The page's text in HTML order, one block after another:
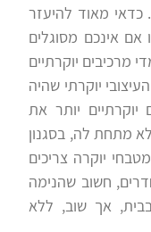
כדאי מאוד להיעזר
אם אינכם מסוגלים
מרכיבים יוקרתיים
יוקרתי שהיה
יותר את
מתחת לה, בסגנון
יוקרה צריכים
חשוב שהנימה
אך שוב, ללא